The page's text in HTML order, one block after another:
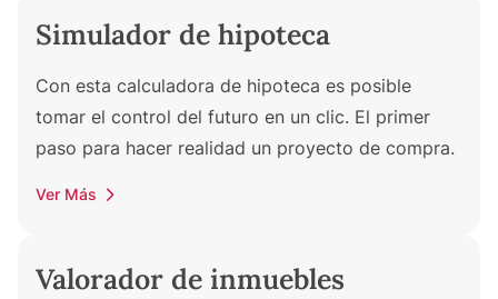
Simulador de hipoteca
Con esta calculadora de hipoteca es posible
tomar el control del futuro en un clic. El primer
paso para hacer realidad un proyecto de compra.
Ver Más
Valorador de inmuebles